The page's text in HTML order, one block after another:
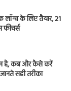
लॉन्च के लिए तैयार, 21
फीचर्स
है, कब और कैसे करें
सही तरीका